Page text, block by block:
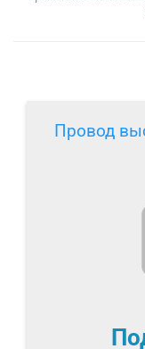
Провод